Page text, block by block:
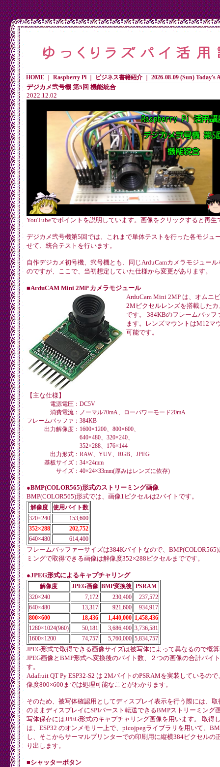
HOME｜ Raspberry Pi｜ ビジネス書籍紹介｜ 2026-08-09 (Sun) Today's
デジカメ弐号機 第5回 機能統合
2022.12.02
YouTubeでポイントを説明しています。画像をクリックすると再生
デジカメ弐号機第5回では、これまで単体テストを行った各モジュ
せて、統合テストを行います。
自作デジカメ初号機、弐号機とも、同じArduCamカメラモジュー
のですが、ここで、当初想定していた仕様から変更があります。
■ArduCAM Mini 2MP カメラモジュール
ArduCam Mini 2MP は、オムニ
2Mピクセルレンズを搭載した
です。 384KBのフレームバッフ
ます。レンズマウントはM12マ
可能です。
【主な仕様】
電源電圧： DC5V
消費電流： ノーマル70mA、ローパワーモード20mA
フレームバッファ： 384KB
出力解像度： 1600×1200、800×600、
640×480、320×240、
352×288、176×144
出力形式： RAW、YUV、RGB、JPEG
基板サイズ： 34×24mm
サイズ： 40×24×33mm(厚みはレンズに依存)
●BMP(COLOR565)形式のストリーミング画像
BMP(COLOR565)形式では、画像1ピクセルは2バイトです。
解像度
使用バイト数
320×240
153,600
352×288
202,752
640×480
614,400
フレームバッファーサイズは384Kバイトなので、
ミングで取得できる画像は解像度352×288ピクセルまでです。
●JPEG形式によるキャプチャリング
解像度 JPEG画像 BMP変換後
PSRAM
320×240
7,172 230,400
237,572
640×480
13,317 921,600
934,917
800×600
18,436 1,440,000 1,458,436
1280×1024(960)
50,181 3,686,400 3,736,581
1600×1200
74,757 5,760,000 5,834,757
JPEG形式で取得できる画像サイズは被写体によって異なるので概
JPEG画像とBMP形式へ変換後のバイト数、２つの画像の合計バイ
す。
Adafruit QT Py ESP32-S2 は 2MバイトのPSRAMを実装しているので
像度800×600までは処理可能なことがわかります。
そのため、被写体確認用としてディスプレイ表示を行う際には、
のままディスプレイにSPIバースト転送できるBMPストリーミング
写体保存にはJPEG形式のキャプチャリング画像を用います。 取得
は、ESP32 のオンメモリー上で、picojpegライブラリを用いて、
し、そこからサーマルプリンターでの印刷用に縦横384ピクセルの
り出します。
■シャッターボタン